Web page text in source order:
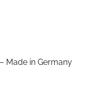
Made in Germany